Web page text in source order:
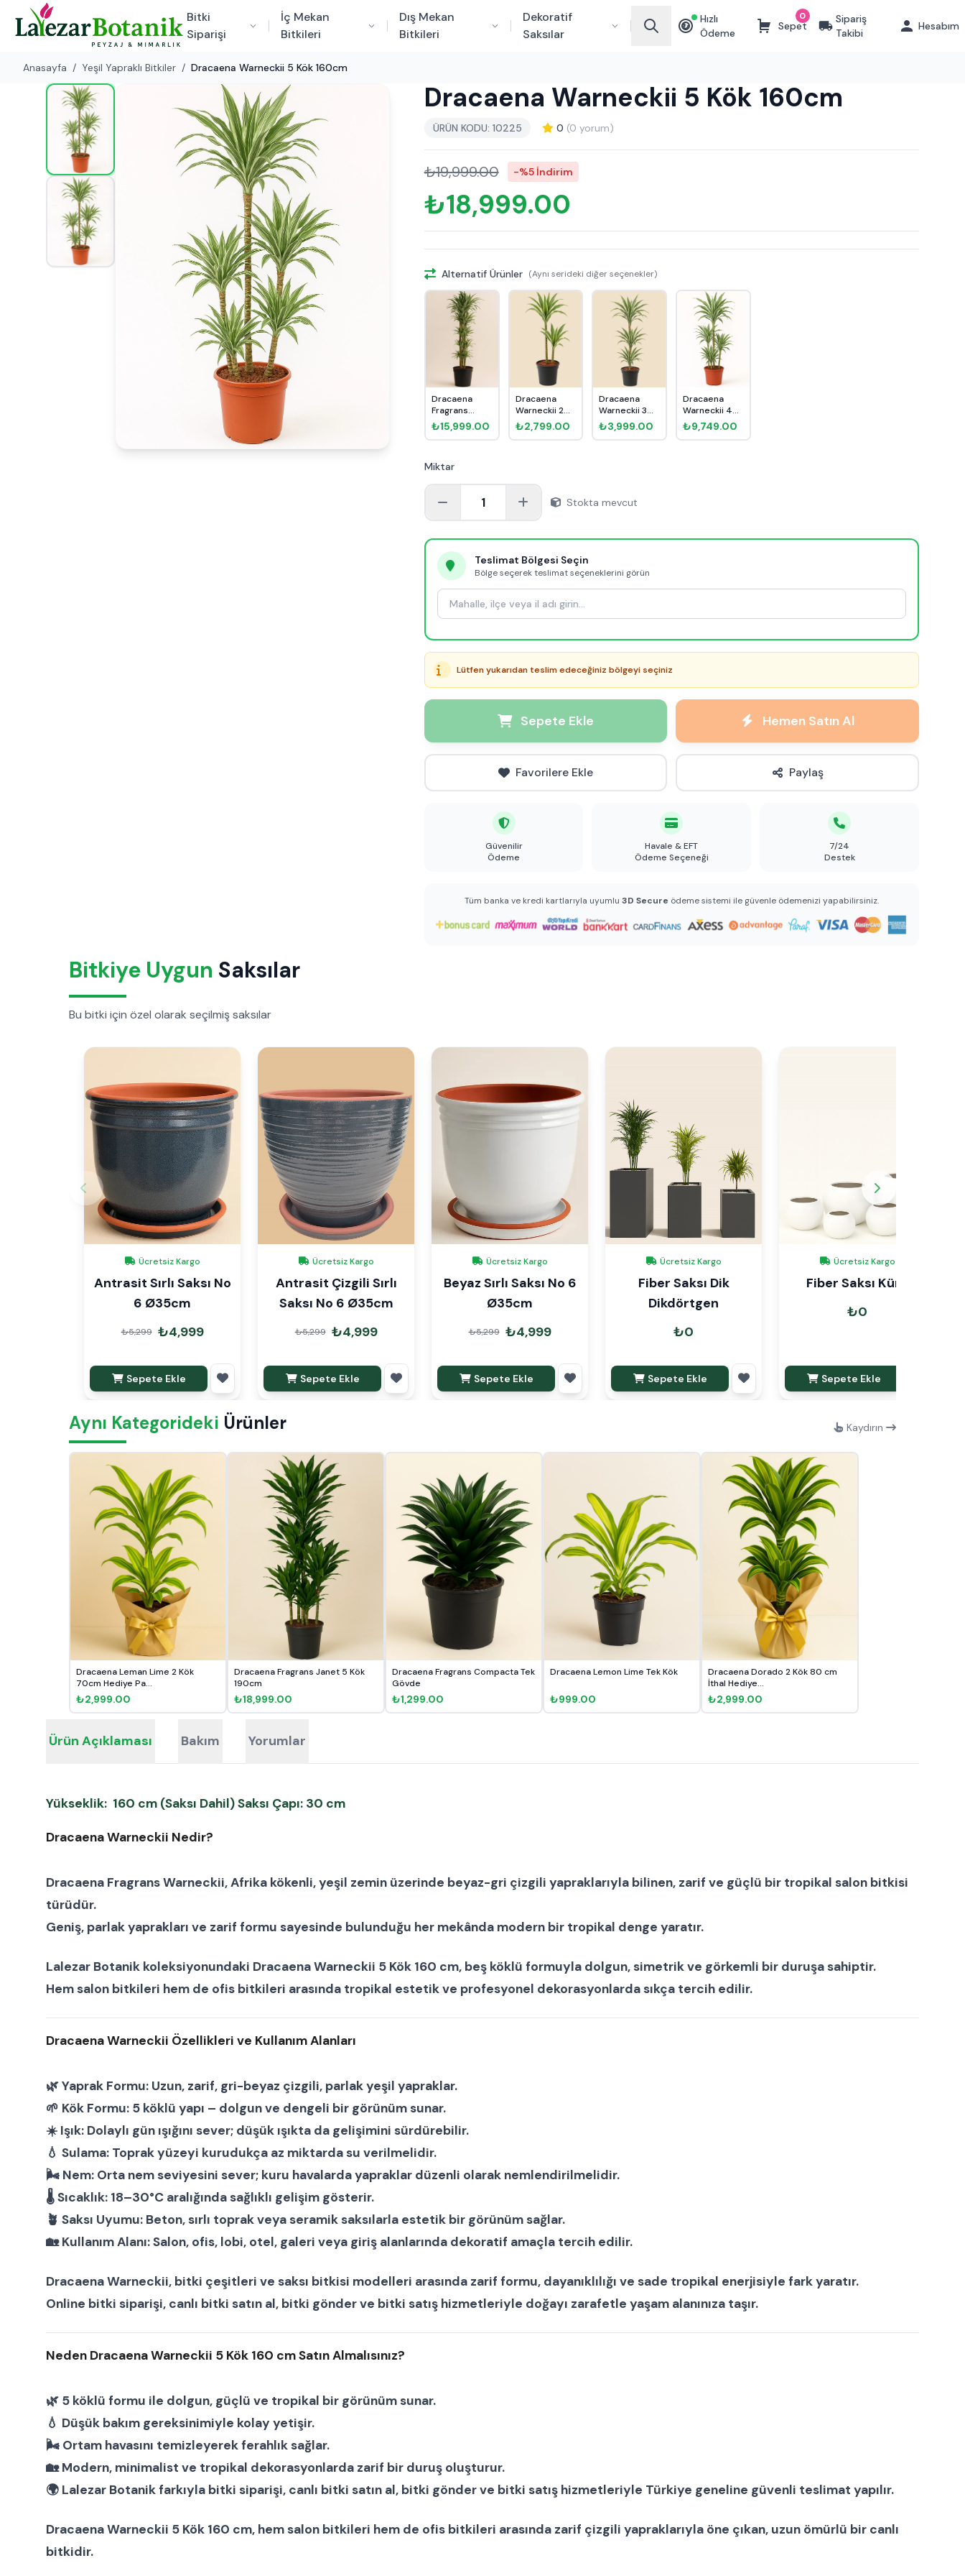
Bitki
Siparişi
İç Mekan
Bitkileri
Dış Mekan
Bitkileri
Dekoratif
Saksılar
₺
Hızlı
Ödeme
Sepet
0
Sipariş
Takibi
Hesabım
Anasayfa / Yeşil Yapraklı Bitkiler / Dracaena Warneckii 5 Kök 160cm
Dracaena Warneckii 5 Kök 160cm
ÜRÜN KODU: 10225 0 (0 yorum)
₺19,999.00 -%5 İndirim
₺18,999.00
Alternatif Ürünler (Aynı serideki diğer seçenekler)
Dracaena
Fragrans
Warneckii
Anaç 140cm
₺15,999.00
Dracaena
Warneckii 2
Kök 90cm
₺2,799.00
Dracaena
Warneckii 3
Kök 110cm
₺3,999.00
Dracaena
Warneckii 4
Kök 160cm
₺9,749.00
Miktar
1 Stokta mevcut
Teslimat Bölgesi Seçin
Bölge seçerek teslimat seçeneklerini görün
Lütfen yukarıdan teslim edeceğiniz bölgeyi seçiniz
Sepete Ekle Hemen Satın Al
Favorilere Ekle Paylaş
Güvenilir
Ödeme
Havale & EFT
Ödeme Seçeneği
7/24
Destek
Tüm banka ve kredi kartlarıyla uyumlu 3D Secure ödeme sistemi ile güvenle ödemenizi yapabilirsiniz.
Bitkiye Uygun Saksılar
Bu bitki için özel olarak seçilmiş saksılar
Ücretsiz Kargo
Antrasit Sırlı Saksı No
6 Ø35cm
₺5,299 ₺4,999
Sepete Ekle
Ücretsiz Kargo
Antrasit Çizgili Sırlı
Saksı No 6 Ø35cm
₺5,299 ₺4,999
Sepete Ekle
Ücretsiz Kargo
Beyaz Sırlı Saksı No 6
Ø35cm
₺5,299 ₺4,999
Sepete Ekle
Ücretsiz Kargo
Fiber Saksı Dik
Dikdörtgen
₺0
Sepete Ekle
Ücretsiz Kargo
Fiber Saksı Küre
₺0
Sepete Ekle
Aynı Kategorideki Ürünler Kaydırın
Dracaena Leman Lime 2 Kök
70cm Hediye Pa...
₺2,999.00
Dracaena Fragrans Janet 5 Kök
190cm
₺18,999.00
Dracaena Fragrans Compacta Tek
Gövde
₺1,299.00
Dracaena Lemon Lime Tek Kök
₺999.00
Dracaena Dorado 2 Kök 80 cm
İthal Hediye...
₺2,999.00
Ürün Açıklaması Bakım Yorumlar
Yükseklik: 160 cm (Saksı Dahil) Saksı Çapı: 30 cm
Dracaena Warneckii Nedir?
Dracaena Fragrans Warneckii, Afrika kökenli, yeşil zemin üzerinde beyaz-gri çizgili yapraklarıyla bilinen, zarif ve güçlü bir tropikal salon bitkisi
türüdür.
Geniş, parlak yaprakları ve zarif formu sayesinde bulunduğu her mekânda modern bir tropikal denge yaratır.
Lalezar Botanik koleksiyonundaki Dracaena Warneckii 5 Kök 160 cm, beş köklü formuyla dolgun, simetrik ve görkemli bir duruşa sahiptir.
Hemsalon bitkileri hem de ofis bitkileri arasında tropikal estetik ve profesyonel dekorasyonlarda sıkça tercih edilir.
Dracaena Warneckii Özellikleri ve Kullanım Alanları
🌿Yaprak Formu: Uzun, zarif, gri-beyaz çizgili, parlak yeşil yapraklar.
🌱 Kök Formu: 5 köklü yapı – dolgun ve dengeli bir görünüm sunar.
☀️ Işık: Dolaylı gün ışığını sever; düşük ışıkta da gelişimini sürdürebilir.
💧 Sulama: Toprak yüzeyi kurudukça az miktarda su verilmelidir.
🌬 Nem: Orta nem seviyesini sever; kuru havalarda yapraklar düzenli olarak nemlendirilmelidir.
🌡Sıcaklık: 18–30°C aralığında sağlıklı gelişim gösterir.
🪴 Saksı Uyumu: Beton, sırlı toprak veya seramik saksılarla estetik bir görünüm sağlar.
🏡Kullanım Alanı:Salon, ofis, lobi, otel, galeri veya giriş alanlarında dekoratif amaçla tercih edilir.
Dracaena Warneckii, bitki çeşitleri ve saksı bitkisi modelleri arasında zarif formu, dayanıklılığı ve sade tropikal enerjisiyle fark yaratır.
Online bitki siparişi, canlı bitki satın al, bitki gönderve bitki satış hizmetleriyle doğayı zarafetle yaşam alanınıza taşır.
Neden Dracaena Warneckii 5 Kök 160 cm Satın Almalısınız?
🌿 5 köklü formu ile dolgun, güçlü ve tropikal bir görünüm sunar.
💧 Düşük bakım gereksinimiyle kolay yetişir.
🌬 Ortam havasını temizleyerek ferahlık sağlar.
🏡 Modern, minimalist ve tropikal dekorasyonlarda zarif bir duruş oluşturur.
🌍 Lalezar Botanik farkıyla bitki siparişi, canlı bitki satın al, bitki gönderve bitki satış hizmetleriyle Türkiye geneline güvenli teslimat yapılır.
Dracaena Warneckii 5 Kök 160 cm, hemsalon bitkileri hem de ofis bitkileri arasında zarif çizgili yapraklarıyla öne çıkan, uzun ömürlü bir canlı
bitkidir.